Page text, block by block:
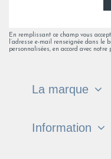
En remplissant ce champ vous
l’adresse e-mail renseignée dans le
personnalisées, en accord avec
La marque
Information